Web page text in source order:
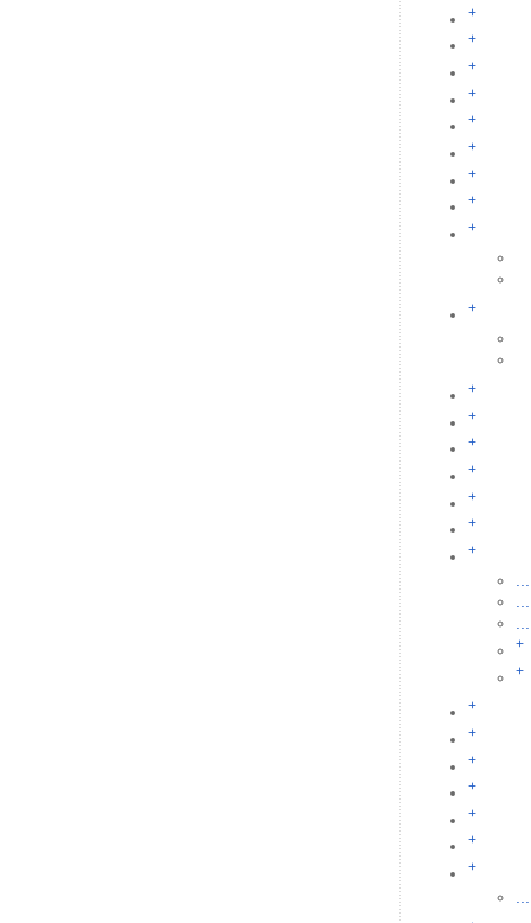
+
+
+
+
+
+
+
+
+
+
+
+
+
+
+
+
+
...
...
...
+
+
+
+
+
+
+
+
+
...